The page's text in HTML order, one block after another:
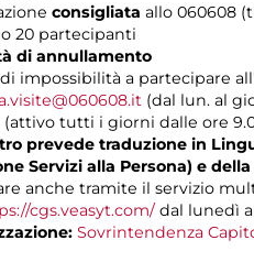
consigliata allo 060608
20 partecipanti
di annullamento
di impossibilità a partecipare
(dal lun. al
(attivo tutti i giorni dalle ore
prevede traduzione in
Servizi alla Persona) e
anche tramite il servizio
cgs.veasyt.com/dal lunedì al
Sovrintendenza